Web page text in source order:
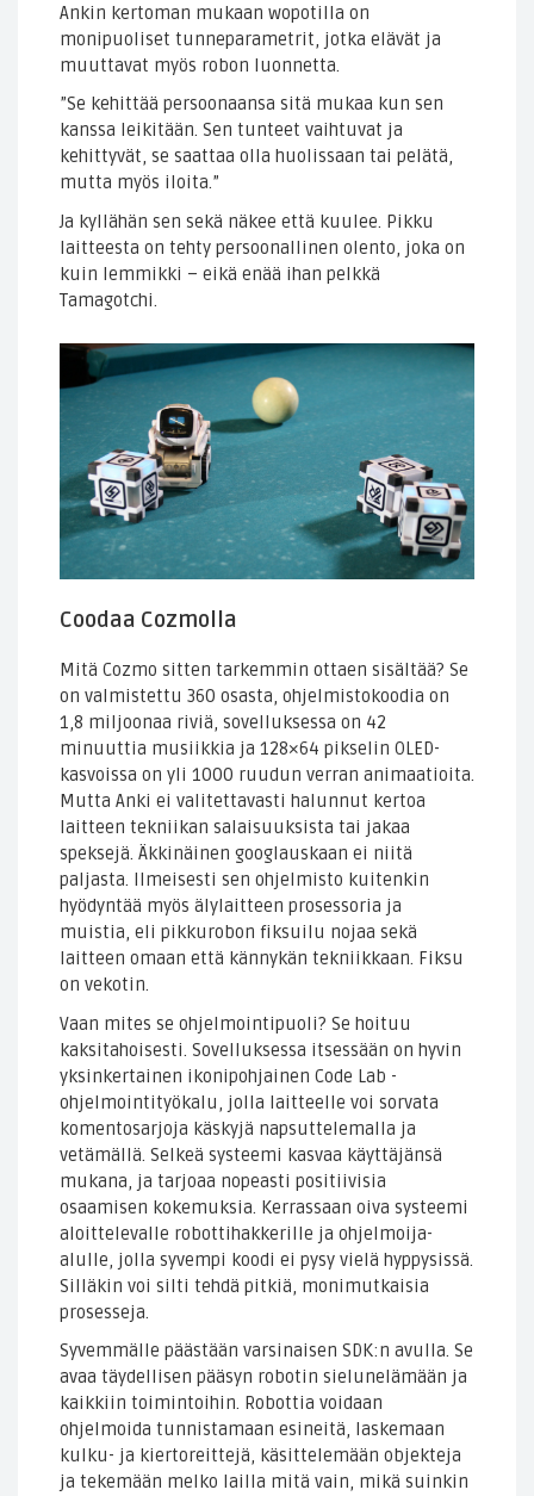
Ankin kertoman mukaan wopotilla on
monipuoliset tunneparametrit, jotka elävät ja
muuttavat myös robon luonnetta.
”Se kehittää persoonaansa sitä mukaa kun sen
kanssa leikitään. Sen tunteet vaihtuvat ja
kehittyvät, se saattaa olla huolissaan tai pelätä,
mutta myös iloita.”
Ja kyllähän sen sekä näkee että kuulee. Pikku
laitteesta on tehty persoonallinen olento, joka on
kuin lemmikki – eikä enää ihan pelkkä
Tamagotchi.
Coodaa Cozmolla
Mitä Cozmo sitten tarkemmin ottaen sisältää? Se
on valmistettu 360 osasta, ohjelmistokoodia on
1,8 miljoonaa riviä, sovelluksessa on 42
minuuttia musiikkia ja 128×64 pikselin OLED-
kasvoissa on yli 1000 ruudun verran animaatioita.
Mutta Anki ei valitettavasti halunnut kertoa
laitteen tekniikan salaisuuksista tai jakaa
speksejä. Äkkinäinen googlauskaan ei niitä
paljasta. Ilmeisesti sen ohjelmisto kuitenkin
hyödyntää myös älylaitteen prosessoria ja
muistia, eli pikkurobon fiksuilu nojaa sekä
laitteen omaan että kännykän tekniikkaan. Fiksu
on vekotin.
Vaan mites se ohjelmointipuoli? Se hoituu
kaksitahoisesti. Sovelluksessa itsessään on hyvin
yksinkertainen ikonipohjainen Code Lab -
ohjelmointityökalu, jolla laitteelle voi sorvata
komentosarjoja käskyjä napsuttelemalla ja
vetämällä. Selkeä systeemi kasvaa käyttäjänsä
mukana, ja tarjoaa nopeasti positiivisia
osaamisen kokemuksia. Kerrassaan oiva systeemi
aloittelevalle robottihakkerille ja ohjelmoija-
alulle, jolla syvempi koodi ei pysy vielä hyppysissä.
Silläkin voi silti tehdä pitkiä, monimutkaisia
prosesseja.
Syvemmälle päästään varsinaisen SDK:n avulla. Se
avaa täydellisen pääsyn robotin sielunelämään ja
kaikkiin toimintoihin. Robottia voidaan
ohjelmoida tunnistamaan esineitä, laskemaan
kulku- ja kiertoreittejä, käsittelemään objekteja
ja tekemään melko lailla mitä vain, mikä suinkin